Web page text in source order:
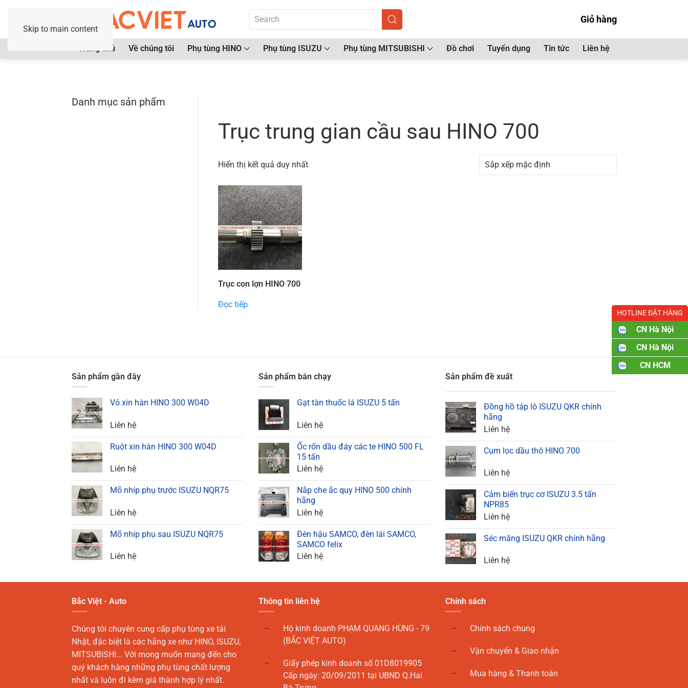
Skip to main content
Giỏ hàng
Trang chủ Về chúng tôi Phụ tùng HINO Phụ tùng ISUZU Phụ tùng MITSUBISHI Đồ chơi Tuyển dụng Tin tức Liên hệ
Trục trung gian cầu sau HINO 700
Hiển thị kết quả duy nhất
Trục con lợn HINO 700
Đọc tiếp
Danh mục sản phẩm
Sản phẩm gần đây
Vỏ xin hàn HINO 300 W04D
Liên hệ
Ruột xin hàn HINO 300 W04D
Liên hệ
Mõ nhíp phụ trước ISUZU NQR75
Liên hệ
Mõ nhíp phụ sau ISUZU NQR75
Liên hệ
Sản phẩm bán chạy
Gạt tàn thuốc lá ISUZU 5 tấn
Liên hệ
Ốc rốn dầu đáy các te HINO 500 FL
15 tấn
Liên hệ
Nắp che ắc quy HINO 500 chính
hãng
Liên hệ
Đèn hậu SAMCO, đèn lái SAMCO,
SAMCO felix
Liên hệ
Sản phẩm đề xuất
Đồng hồ táp lô ISUZU QKR chính
hãng
Liên hệ
Cụm lọc dầu thô HINO 700
Liên hệ
Cảm biến trục cơ ISUZU 3.5 tấn
NPR85
Liên hệ
Séc măng ISUZU QKR chính hãng
Liên hệ
Bắc Việt - Auto
Chúng tôi chuyên cung cấp phụ tùng xe tải
Nhật, đặc biệt là các hãng xe như HINO, ISUZU,
MITSUBISHI... Với mong muốn mang đến cho
quý khách hàng những phụ tùng chất lượng
nhất và luôn đi kèm giá thành hợp lý nhất.
Thông tin liên hệ
Hộ kinh doanh PHẠM QUANG HÙNG - 79
(BẮC VIỆT AUTO)
Giấy phép kinh doanh số 01D8019905
Cấp ngày: 20/09/2011 tại UBND Q.Hai
Chính sách
Chính sách chung
Vận chuyển & Giao nhận
Mua hàng & Thanh toán
HOTLINE ĐẶT HÀNG
CN Hà Nội
CN Hà Nội
CN HCM